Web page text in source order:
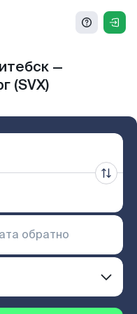
—
(SVX)